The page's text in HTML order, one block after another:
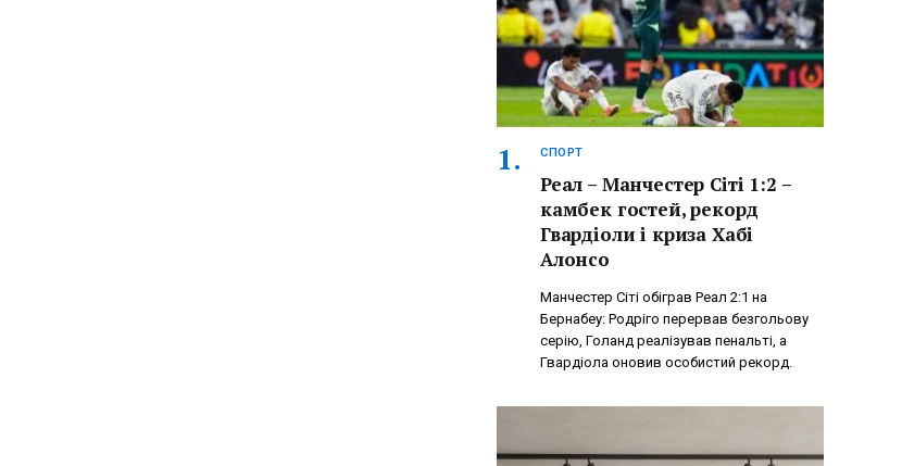
СПОРТ
Реал – Манчестер Сіті 1:2 –
камбек гостей, рекорд
Гвардіоли і криза Хабі
Алонсо
Манчестер Сіті обіграв Реал 2:1 на
Бернабеу: Родріго перервав безгольову
серію, Голанд реалізував пенальті, а
Гвардіола оновив особистий рекорд.